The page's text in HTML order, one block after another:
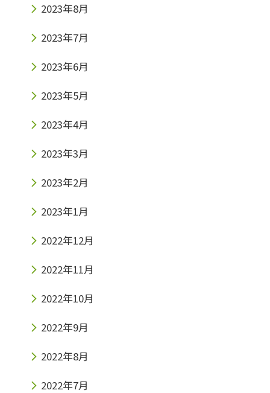
2023年8月
2023年7月
2023年6月
2023年5月
2023年4月
2023年3月
2023年2月
2023年1月
2022年12月
2022年11月
2022年10月
2022年9月
2022年8月
2022年7月